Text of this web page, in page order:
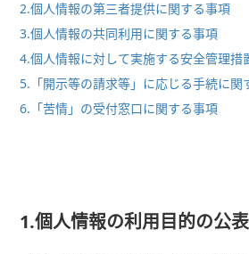
2.個人情報の第三者提供に関する事項
3.個人情報の共同利用に関する事項
4.個人情報に対して実施する安全管理措
5.「開示等の請求等」に応じる手続に関
6.「苦情」の受付窓口に関する事項
1.個人情報の利用目的の公